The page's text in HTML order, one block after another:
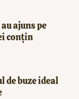
ajuns pe
conțin
de buze ideal